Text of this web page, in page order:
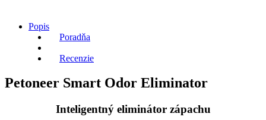
Popis
Poradňa
Recenzie
Petoneer Smart Odor Eliminator
Inteligentný eliminátor zápachu